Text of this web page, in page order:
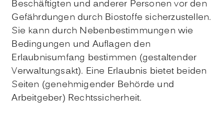
Beschäftigten und anderer Personen vor den
Gefährdungen durch Biostoffe sicherzustellen.
Sie kann durch Nebenbestimmungen wie
Bedingungen und Auflagen den
Erlaubnisumfang bestimmen (gestaltender
Verwaltungsakt). Eine Erlaubnis bietet beiden
Seiten (genehmigender Behörde und
Arbeitgeber) Rechtssicherheit.